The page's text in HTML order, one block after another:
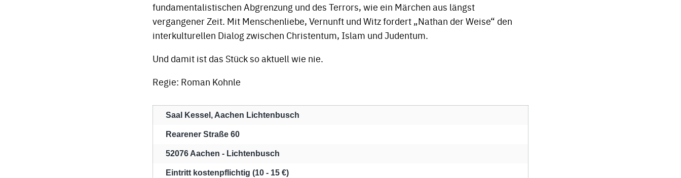
fundamentalistischen Abgrenzung und des Terrors, wie ein Märchen aus längst
vergangener Zeit. Mit Menschenliebe, Vernunft und Witz fordert „Nathan der Weise“ den
interkulturellen Dialog zwischen Christentum, Islam und Judentum.
Und damit ist das Stück so aktuell wie nie.
Regie: Roman Kohnle
Saal Kessel, Aachen Lichtenbusch
Rearener Straße 60
52076 Aachen - Lichtenbusch
Eintritt kostenpflichtig (10 - 15 €)